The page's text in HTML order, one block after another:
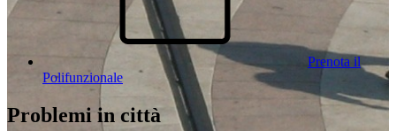
Prenota il
Polifunzionale
Problemi in città